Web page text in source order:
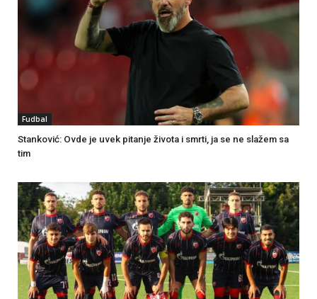
Fudbal
Stanković: Ovde je uvek pitanje života i smrti, ja se ne slažem sa
tim